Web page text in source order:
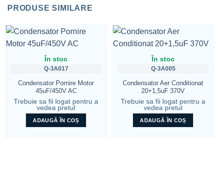
PRODUSE SIMILARE
În stoc
Q-3A017
Condensator Pornire Motor
45uF/450V AC
Trebuie sa fii logat pentru a
vedea pretul
ADAUGĂ ÎN COȘ
În stoc
Q-3A005
Condensator Aer Conditionat
20+1,5uF 370V
Trebuie sa fii logat pentru a
vedea pretul
ADAUGĂ ÎN COȘ